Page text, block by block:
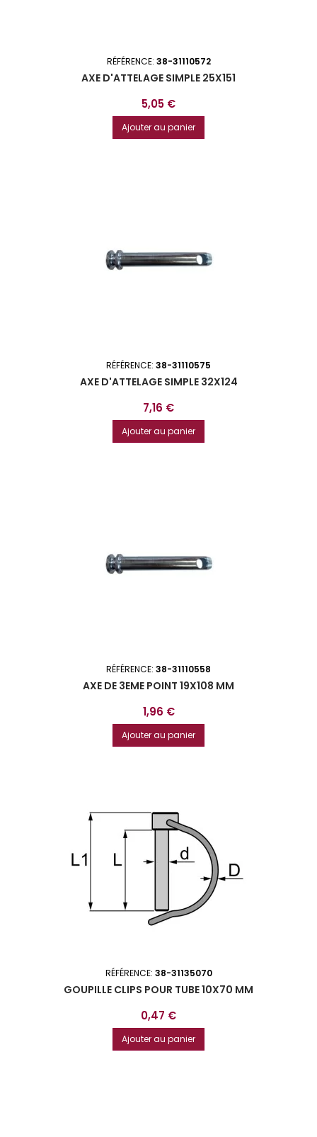
RÉFÉRENCE: 38-31110572
AXE D'ATTELAGE SIMPLE 25X151
Prix
5,05 €
Ajouter au panier
RÉFÉRENCE: 38-31110575
AXE D'ATTELAGE SIMPLE 32X124
Prix
7,16 €
Ajouter au panier
RÉFÉRENCE: 38-31110558
AXE DE 3EME POINT 19X108 MM
Prix
1,96 €
Ajouter au panier
RÉFÉRENCE: 38-31135070
GOUPILLE CLIPS POUR TUBE 10X70 MM
Prix
0,47 €
Ajouter au panier